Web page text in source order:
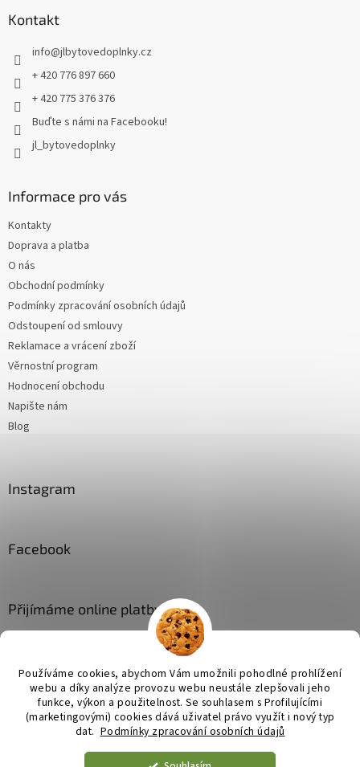
Používáme cookies, abychom Vám umožnili pohodlné prohlížení
webu a díky analýze provozu webu neustále zlepšovali jeho
funkce, výkon a použitelnost. Se souhlasem s Profilujícími
(marketingovými) cookies dává uživatel právo využít i nový typ
dat. Podmínky zpracování osobních údajů
Kontakt
info@jlbytovedoplnky.cz
+ 420 776 897 660
+ 420 775 376 376
Buďte s námi na Facebooku!
jl_bytovedoplnky
Informace pro vás
Kontakty
Doprava a platba
O nás
Obchodní podmínky
Podmínky zpracování osobních údajů
Odstoupení od smlouvy
Reklamace a vrácení zboží
Věrnostní program
Hodnocení obchodu
Napište nám
Blog
Instagram
Facebook
Přijímáme online platby
Vytvořil Shoptet